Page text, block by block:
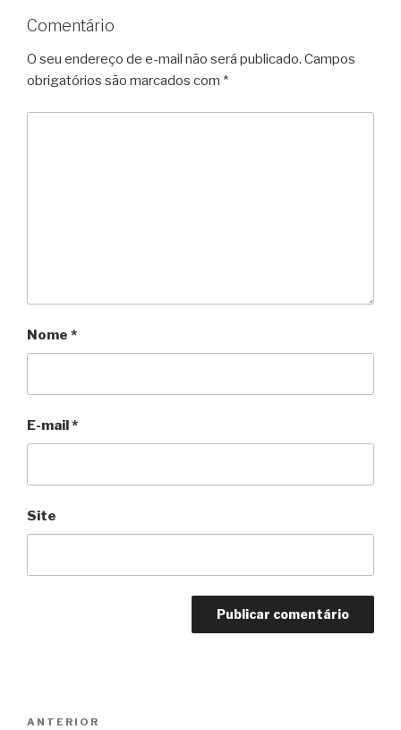
Comentário
O seu endereço de e-mail não será publicado. Campos
obrigatórios são marcados com *
Nome *
E-mail *
Site
Anterior
ANTERIOR